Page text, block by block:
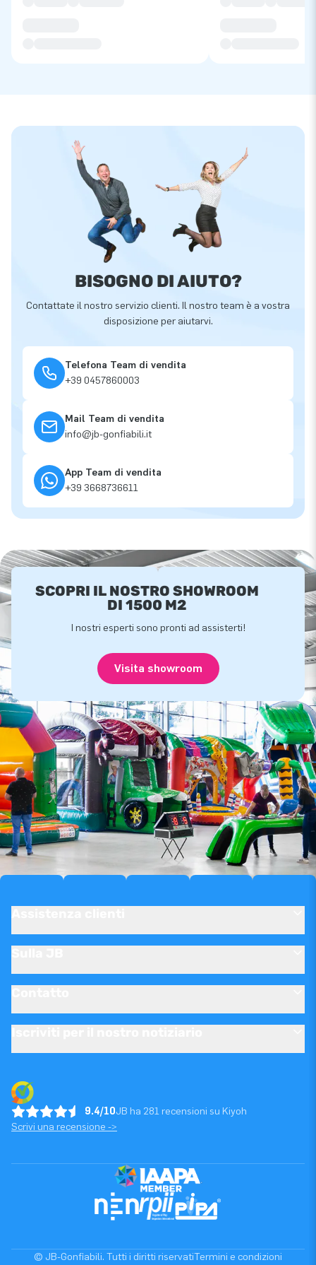
BISOGNO DI AIUTO?
Contattate il nostro servizio clienti. Il nostro team è a vostra
disposizione per aiutarvi.
Telefona Team di vendita
+39 0457860003
Mail Team di vendita
info@jb-gonfiabili.it
App Team di vendita
+39 3668736611
SCOPRI IL NOSTRO SHOWROOM
DI 1500 M2
I nostri esperti sono pronti ad assisterti!
Visita showroom
9.4/10JB ha 281 recensioni su Kiyoh
Scrivi una recensione ->
© JB-Gonfiabili. Tutti i diritti riservatiTermini e condizioni